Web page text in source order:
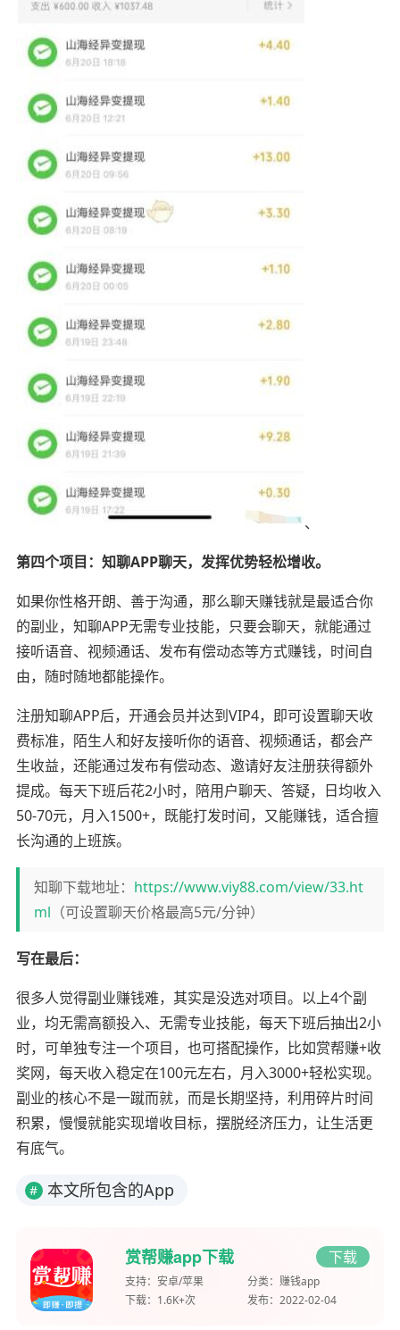
、
第四个项目：知聊APP聊天，发挥优势轻松增收。
如果你性格开朗、善于沟通，那么聊天赚钱就是最适合你
的副业，知聊APP无需专业技能，只要会聊天，就能通过
接听语音、视频通话、发布有偿动态等方式赚钱，时间自
由，随时随地都能操作。
注册知聊APP后，开通会员并达到VIP4，即可设置聊天收
费标准，陌生人和好友接听你的语音、视频通话，都会产
生收益，还能通过发布有偿动态、邀请好友注册获得额外
提成。每天下班后花2小时，陪用户聊天、答疑，日均收入
50-70元，月入1500+，既能打发时间，又能赚钱，适合擅
长沟通的上班族。
知聊下载地址： https://www.viy88.com/view/33.ht
ml （可设置聊天价格最高5元/分钟）
写在最后：
很多人觉得副业赚钱难，其实是没选对项目。以上4个副
业，均无需高额投入、无需专业技能，每天下班后抽出2小
时，可单独专注一个项目，也可搭配操作，比如赏帮赚+收
奖网，每天收入稳定在100元左右，月入3000+轻松实现。
副业的核心不是一蹴而就，而是长期坚持，利用碎片时间
积累，慢慢就能实现增收目标，摆脱经济压力，让生活更
有底气。
# 本文所包含的App
赏帮赚app下载 下载
支持： 安卓/苹果 分类： 赚钱app
下载： 1.6K+次 发布： 2022-02-04